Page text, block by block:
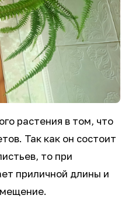
растения в том, что
Так как он состоит
то при
приличной длины и